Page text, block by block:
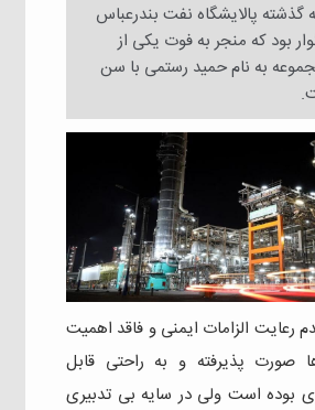
گذشته پالایشگاه نفت بندرعباس
بود که منجر به فوت یکی از
به نام حمید رستمی با سن
رعایت الزامات ایمنی و فاقد اهمیت
صورت پذیرفته و به راحتی قابل
بوده است ولی در سایه بی تدبیری